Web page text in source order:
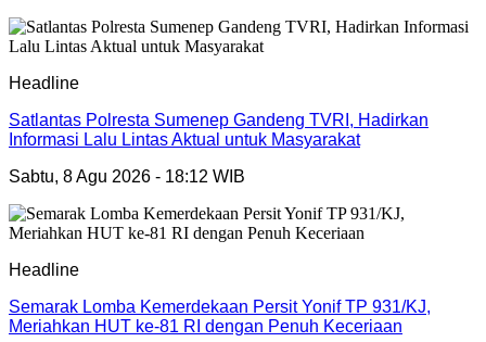
Headline
Satlantas Polresta Sumenep Gandeng TVRI, Hadirkan
Informasi Lalu Lintas Aktual untuk Masyarakat
Sabtu, 8 Agu 2026 - 18:12 WIB
Headline
Semarak Lomba Kemerdekaan Persit Yonif TP 931/KJ,
Meriahkan HUT ke-81 RI dengan Penuh Keceriaan